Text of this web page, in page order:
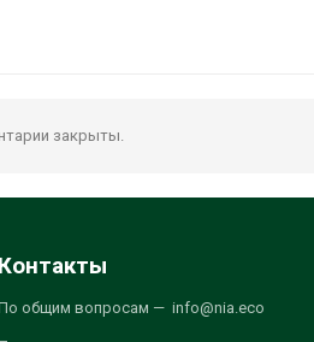
закрыты.
Контакты
общим вопросам — info@nia.eco